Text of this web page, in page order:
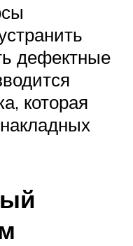
дефектные
которая